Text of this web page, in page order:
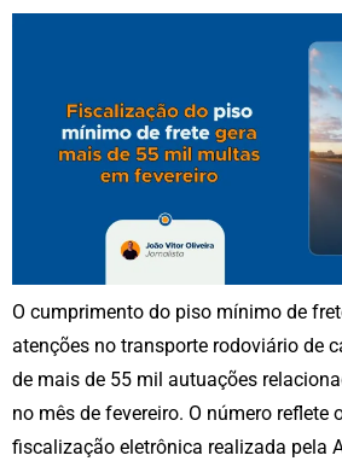
O cumprimento do piso mínimo de
atenções no transporte rodoviário de
de mais de 55 mil autuações
no mês de fevereiro. O número reflete
fiscalização eletrônica realizada pela